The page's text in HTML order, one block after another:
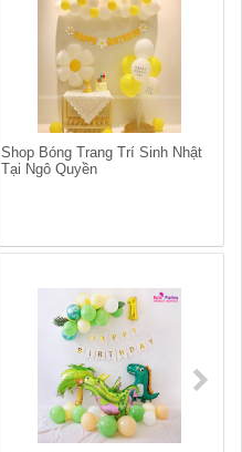
Shop Bóng Trang Trí Sinh Nhật
Tại Ngô Quyền